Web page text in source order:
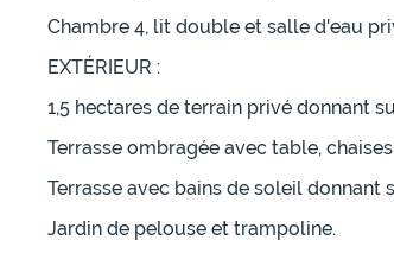
Chambre 4, lit double et salle d'eau
EXTÉRIEUR :
1,5 hectares de terrain privé donnant
Terrasse ombragée avec table,
Terrasse avec bains de soleil donnant
Jardin de pelouse et trampoline.